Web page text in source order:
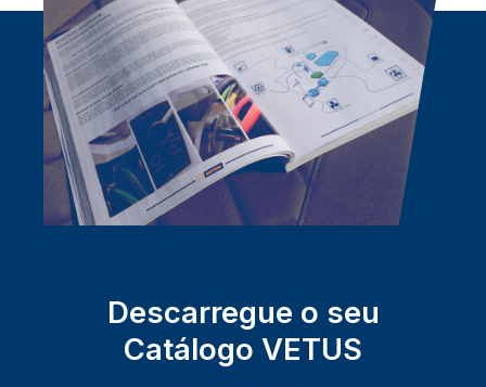
Descarregue o seu
Catálogo VETUS